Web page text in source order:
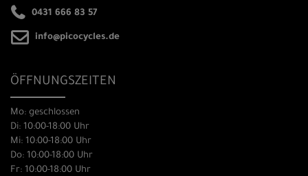
0431 666 83 57
info@picocycles.de
ÖFFNUNGSZEITEN
Mo: geschlossen
Di: 10:00-18:00 Uhr
Mi: 10:00-18:00 Uhr
Do: 10:00-18:00 Uhr
Fr: 10:00-18:00 Uhr